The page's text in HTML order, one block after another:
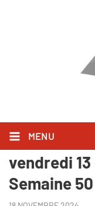
MENU
Les Temps
vendredi
Semaine 50